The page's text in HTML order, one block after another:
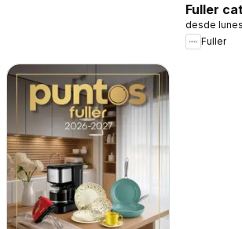
Fuller
desde
Fuller